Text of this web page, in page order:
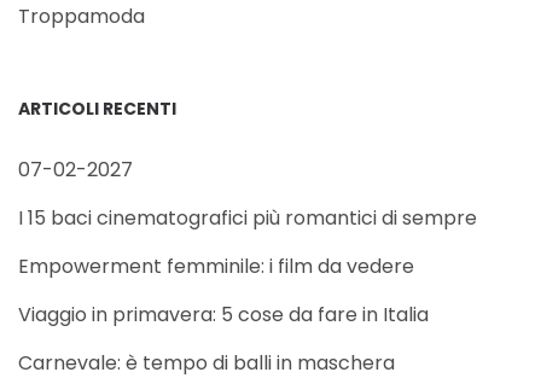
Troppamoda
ARTICOLI RECENTI
07-02-2027
I 15 baci cinematografici più romantici di sempre
Empowerment femminile: i film da vedere
Viaggio in primavera: 5 cose da fare in Italia
Carnevale: è tempo di balli in maschera